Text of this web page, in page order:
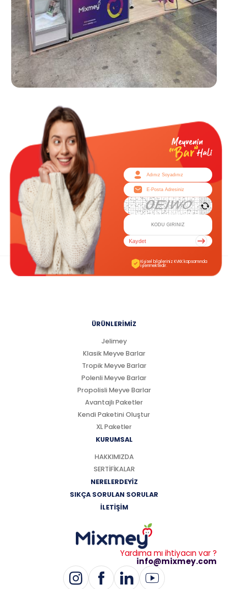
Kaydet
Kişisel bilgileriniz KVKK kapsamında
işlenmektedir.
ÜRÜNLERİMİZ
Jelimey
Klasik Meyve Barlar
Tropik Meyve Barlar
Polenli Meyve Barlar
Propolisli Meyve Barlar
Avantajlı Paketler
Kendi Paketini Oluştur
XL Paketler
KURUMSAL
HAKKIMIZDA
SERTİFİKALAR
NERELERDEYİZ
SIKÇA SORULAN SORULAR
İLETİŞİM
Yardıma mı ihtiyacın var ?
info@mixmey.com